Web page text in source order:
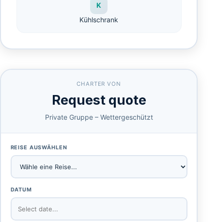
K
Kühlschrank
CHARTER VON
Request quote
Private Gruppe – Wettergeschützt
REISE AUSWÄHLEN
DATUM